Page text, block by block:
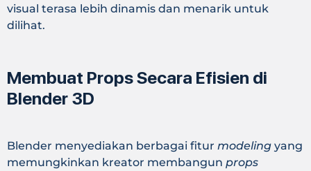
visual terasa lebih dinamis dan menarik untuk
dilihat.
Membuat Props Secara Efisien di
Blender 3D
Blender menyediakan berbagai fitur modeling yang
memungkinkan kreator membangun props